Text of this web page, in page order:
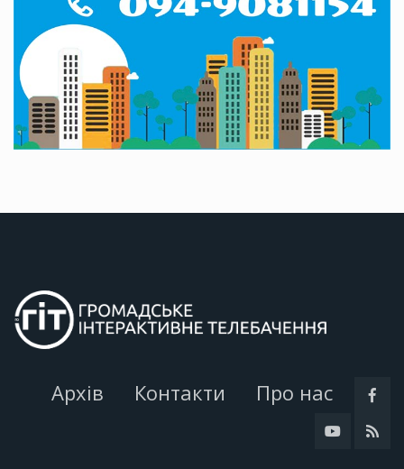
Архів Контакти Про нас